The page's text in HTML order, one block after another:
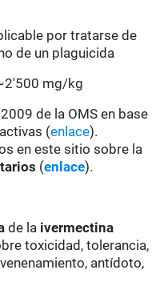
por tratarse de
de un plaguicida
mg/kg
de la OMS en base
(enlace).
en este sitio sobre la
(enlace).
de la ivermectina
toxicidad, tolerancia,
antídoto,